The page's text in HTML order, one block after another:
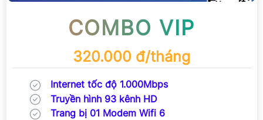
COMBO VIP
320.000 đ/tháng
Internet tốc độ 1.000Mbps
Truyền hình 93 kênh HD
Trang bị 01 Modem Wifi 6